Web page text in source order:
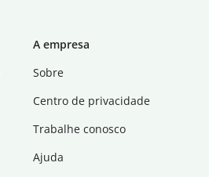
A empresa
Sobre
Centro de privacidade
Trabalhe conosco
Ajuda